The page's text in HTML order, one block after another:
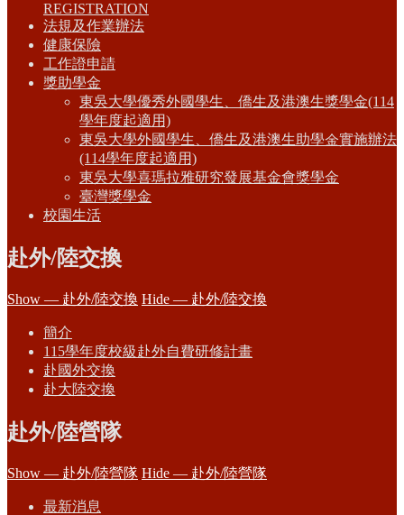
REGISTRATION
法規及作業辦法
健康保險
工作證申請
獎助學金
東吳大學優秀外國學生、僑生及港澳生獎學金(114
學年度起適用)
東吳大學外國學生、僑生及港澳生助學金實施辦法
(114學年度起適用)
東吳大學喜瑪拉雅研究發展基金會獎學金
臺灣獎學金
校園生活
赴外/陸交換
Show — 赴外/陸交換 Hide — 赴外/陸交換
簡介
115學年度校級赴外自費研修計畫
赴國外交換
赴大陸交換
赴外/陸營隊
Show — 赴外/陸營隊 Hide — 赴外/陸營隊
最新消息